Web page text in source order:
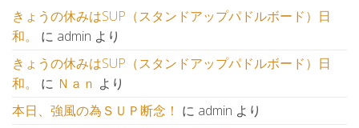
きょうの休みはSUP（スタンドアップパドルボード）日
和。
に admin より
きょうの休みはSUP（スタンドアップパドルボード）日
和。
に Ｎａｎ より
本日、強風の為ＳＵＰ断念！ に admin より